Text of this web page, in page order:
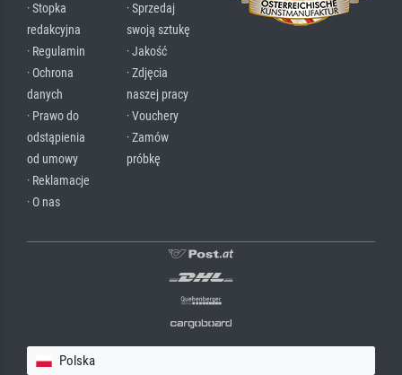
· Stopka
redakcyjna
· Regulamin
· Ochrona
danych
· Prawo do
odstąpienia
od umowy
· Reklamacje
· O nas
· Sprzedaj
swoją sztukę
· Jakość
· Zdjęcia
naszej pracy
· Vouchery
· Zamów
próbkę
Polska